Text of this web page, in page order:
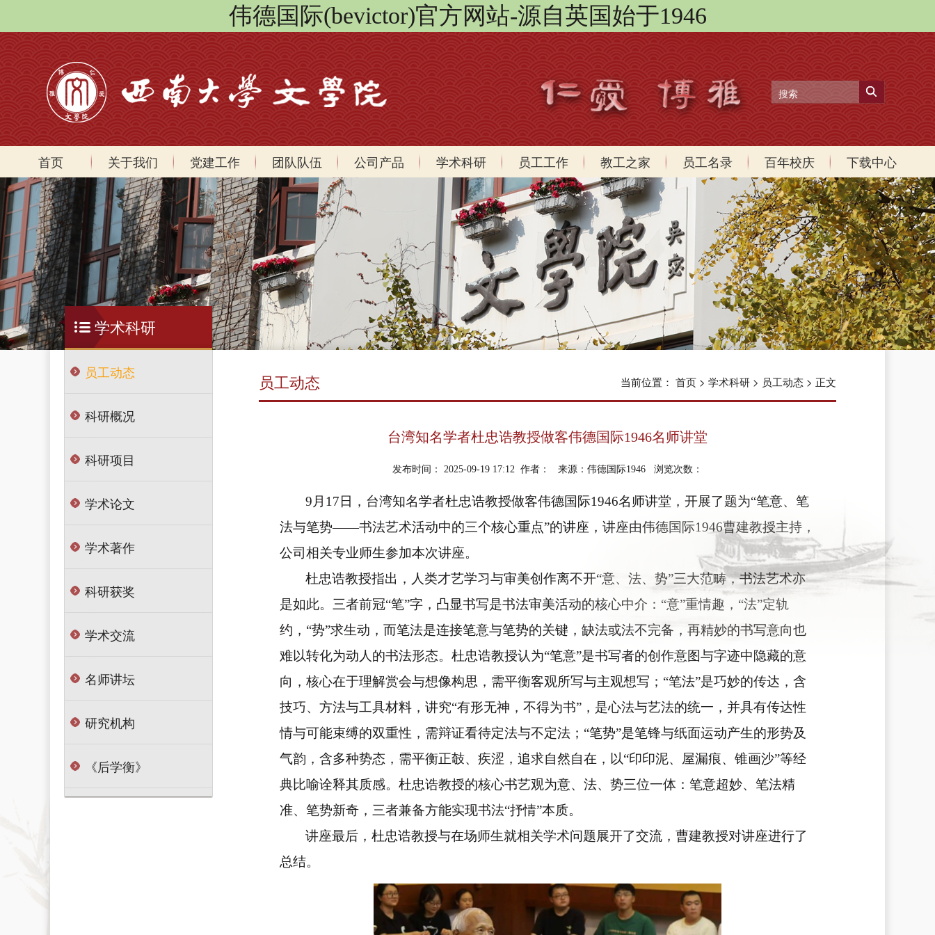
伟德国际(bevictor)官方网站-源自英国始于1946
首页 关于我们 党建工作 团队队伍 公司产品 学术科研 员工工作 教工之家 员工名录 百年校庆 下载中心
学术科研
员工动态
科研概况
科研项目
学术论文
学术著作
科研获奖
学术交流
名师讲坛
研究机构
《后学衡》
员工动态 当前位置： 首页 > 学术科研 > 员工动态 > 正文
台湾知名学者杜忠诰教授做客伟德国际1946名师讲堂
发布时间： 2025-09-19 17:12 作者： 来源：伟德国际1946 浏览次数：
9 月 17 日，台湾知名学者杜忠诰教授做客伟德国际1946名师讲堂，开展了题为“笔意、笔
法与笔势——书法艺术活动中的三个核心重点”的讲座，讲座由伟德国际1946曹建教授主持，
公司相关专业师生参加本次讲座。
杜忠诰教授指出，人类才艺学习与审美创作离不开“意、法、势”三大范畴，书法艺术亦
是如此。三者前冠“笔”字，凸显书写是书法审美活动的核心中介：“意”重情趣，“法”定轨
约，“势”求生动，而笔法是连接笔意与笔势的关键，缺法或法不完备，再精妙的书写意向也
难以转化为动人的书法形态。杜忠诰教授认为“笔意”是书写者的创作意图与字迹中隐藏的意
向，核心在于理解赏会与想像构思，需平衡客观所写与主观想写；“笔法”是巧妙的传达，含
技巧、方法与工具材料，讲究“有形无神，不得为书”，是心法与艺法的统一，并具有传达性
情与可能束缚的双重性，需辩证看待定法与不定法；“笔势”是笔锋与纸面运动产生的形势及
气韵，含多种势态，需平衡正攲、疾涩，追求自然自在，以“印印泥、屋漏痕、锥画沙”等经
典比喻诠释其质感。杜忠诰教授的核心书艺观为意、法、势三位一体：笔意超妙、笔法精
准、笔势新奇，三者兼备方能实现书法“抒情”本质。
讲座最后，杜忠诰教授与在场师生就相关学术问题展开了交流，曹建教授对讲座进行了
总结。